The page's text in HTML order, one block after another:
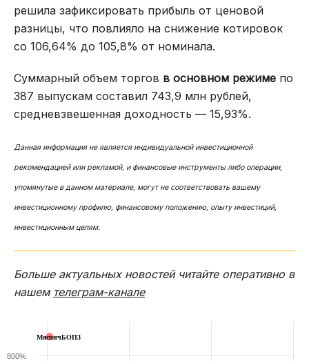
решила зафиксировать прибыль от ценовой
разницы, что повлияло на снижение котировок
со 106,64% до 105,8% от номинала.
Суммарный объем торгов в основном режиме по
387 выпускам составил 743,9 млн рублей,
средневзвешенная доходность — 15,93%.
Данная информация не является индивидуальной инвестиционной
рекомендацией или рекламой, и финансовые инструменты либо операции,
упомянутые в данном материале, могут не соответствовать вашему
инвестиционному профилю, финансовому положению, опыту инвестиций,
инвестиционным целям.
Больше актуальных новостей читайте оперативно в
нашем телеграм-канале
МясничБОП3
800%